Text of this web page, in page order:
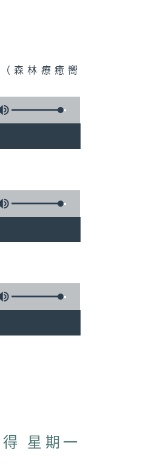
森林療癒嚮
星期一